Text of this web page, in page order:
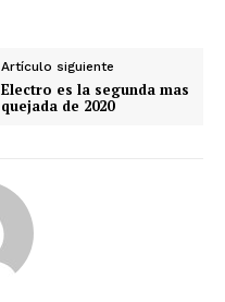
Artículo siguiente
Electro es la segunda mas
quejada de 2020